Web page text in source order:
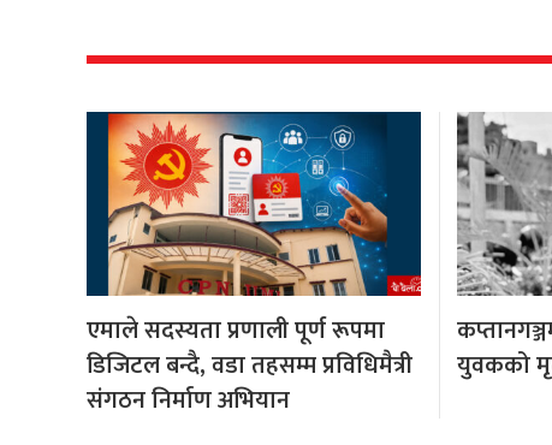
एमाले सदस्यता प्रणाली पूर्ण रूपमा
डिजिटल बन्दै, वडा तहसम्म प्रविधिमैत्री
संगठन निर्माण अभियान
युवकको